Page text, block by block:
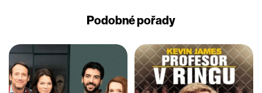
Podobné pořady